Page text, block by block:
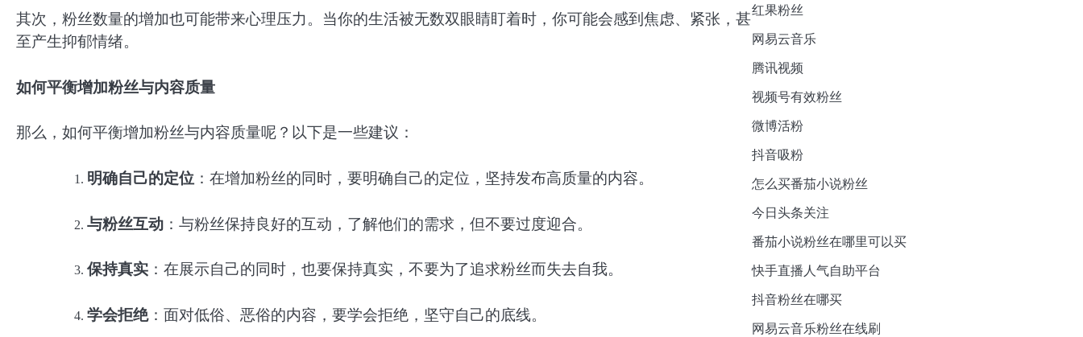
其次，粉丝数量的增加也可能带来心理压力。当你的生活被无数双眼睛盯着时，你可能会感到焦虑、紧张，甚
至产生抑郁情绪。
如何平衡增加粉丝与内容质量
那么，如何平衡增加粉丝与内容质量呢？以下是一些建议：
明确自己的定位 ：在增加粉丝的同时，要明确自己的定位，坚持发布高质量的内容。
与粉丝互动 ：与粉丝保持良好的互动，了解他们的需求，但不要过度迎合。
保持真实 ：在展示自己的同时，也要保持真实，不要为了追求粉丝而失去自我。
学会拒绝：面对低俗、恶俗的内容，要学会拒绝，坚守自己的底线。
红果粉丝
网易云音乐
腾讯视频
视频号有效粉丝
微博活粉
抖音吸粉
怎么买番茄小说粉丝
今日头条关注
番茄小说粉丝在哪里可以买
快手直播人气自助平台
抖音粉丝在哪买
网易云音乐粉丝在线刷